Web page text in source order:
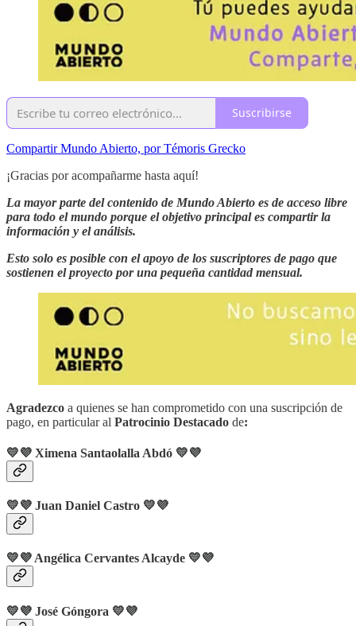
Suscribirse
Compartir Mundo Abierto, por Témoris Grecko
¡Gracias por acompañarme hasta aquí!
La mayor parte del contenido de Mundo Abierto es de acceso libre
para todo el mundo porque el objetivo principal es compartir la
información y el análisis.
Esto solo es posible con el apoyo de los suscriptores de pago que
sostienen el proyecto por una pequeña cantidad mensual.
Agradezco a quienes se han comprometido con una suscripción de
pago, en particular al Patrocinio Destacado de:
💛💜 Ximena Santaolalla Abdó 💛💜
💛💜 Juan Daniel Castro 💛💜
💛💜 Angélica Cervantes Alcayde 💛💜
💛💜 José Góngora 💛💜